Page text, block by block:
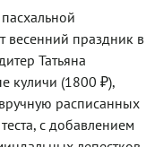
весенний праздник в
Татьяна
куличи (1800 ₽),
расписанных
с добавлением